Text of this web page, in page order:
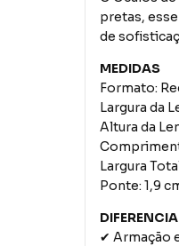
pretas,
de
MEDIDAS
Formato:
Largura da
Altura da
Largura
Ponte: 1,9
✔ Armação